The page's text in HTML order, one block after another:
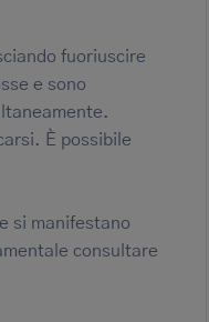
fuoriuscire
e sono
È possibile
si manifestano
consultare